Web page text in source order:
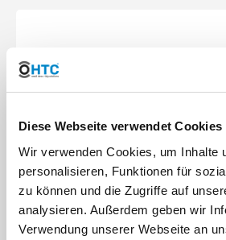
Diese Webseite verwendet Cookies
Wir verwenden Cookies, um Inhalte
personalisieren, Funktionen für
zu können und die Zugriffe auf
analysieren. Außerdem geben wir
Verwendung unserer Webseite an